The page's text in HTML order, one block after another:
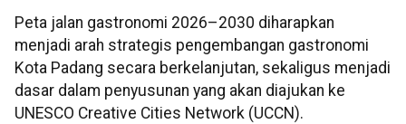
Peta jalan gastronomi 2026–2030 diharapkan
menjadi arah strategis pengembangan gastronomi
Kota Padang secara berkelanjutan, sekaligus menjadi
dasar dalam penyusunan yang akan diajukan ke
UNESCO Creative Cities Network (UCCN).